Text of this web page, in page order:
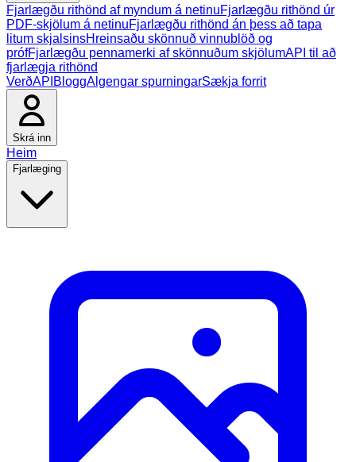
Fjarlægðu rithönd af myndum á netinuFjarlægðu rithönd úr
PDF-skjölum á netinuFjarlægðu rithönd án þess að tapa
litum skjalsinsHreinsaðu skönnuð vinnublöð og
prófFjarlægðu pennamerki af skönnuðum skjölumAPI til að
fjarlægja rithönd
VerðAPI BloggAlgengar spurningarSækja forrit
Skrá inn
Heim
Fjarlæging